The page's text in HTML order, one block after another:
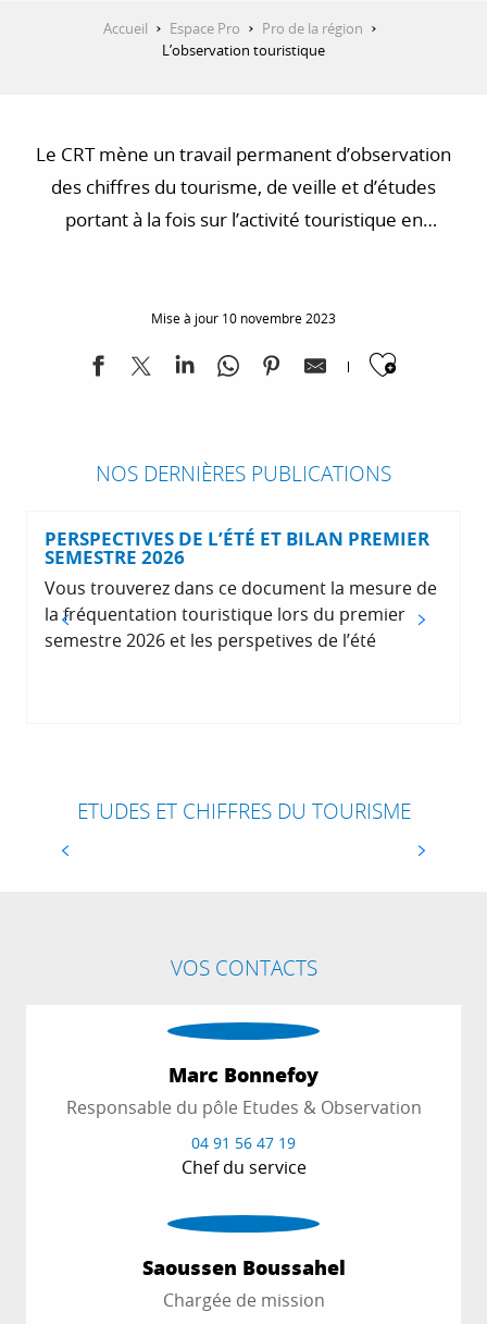
Accueil Espace Pro
Pro de la région
L’observation touristique
Le CRT mène un travail permanent d’observation
des chiffres du tourisme, de veille et d’études
portant à la fois sur l’activité touristique en
le plus souvent en partenariat avec le CRT Côte
d’Azur France et les Agences de développement
touristique départementales en coordination avec
de France).
Mise à jour 10 novembre 2023
NOS DERNIÈRES PUBLICATIONS
PERSPECTIVES DE L’ÉTÉ ET BILAN PREMIER
SEMESTRE 2026
Vous trouverez dans ce document la mesure de
la fréquentation touristique lors du premier
semestre 2026 et les perspetives de l’été
ETUDES ET CHIFFRES DU TOURISME
MKG nous apporte des éclairages sur le taux
d’occupation mensuel et cumulé, le prix moyen
par chambre et le chiffre d’affaires...
VOS CONTACTS
Marc Bonnefoy
Responsable du pôle Etudes & Observation
04 91 56 47 19
Chef du service
Saoussen Boussahel
Chargée de mission